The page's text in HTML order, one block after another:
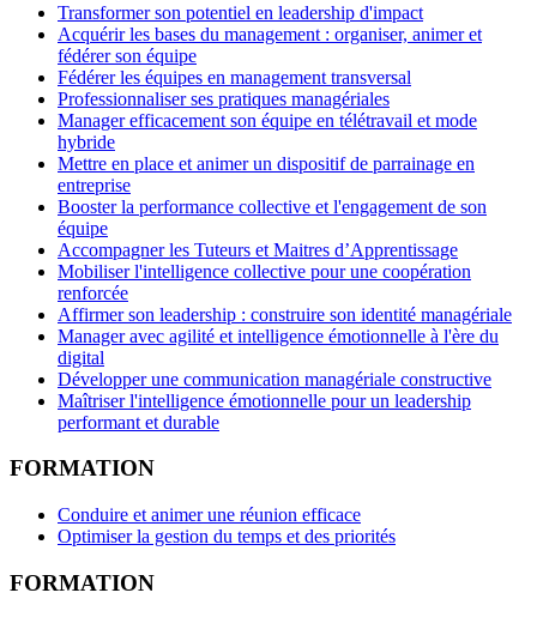
Transformer son potentiel en leadership d'impact
Acquérir les bases du management : organiser, animer et
fédérer son équipe
Fédérer les équipes en management transversal
Professionnaliser ses pratiques managériales
Manager efficacement son équipe en télétravail et mode
hybride
Mettre en place et animer un dispositif de parrainage en
entreprise
Booster la performance collective et l'engagement de son
équipe
Accompagner les Tuteurs et Maitres d’Apprentissage
Mobiliser l'intelligence collective pour une coopération
renforcée
Affirmer son leadership : construire son identité managériale
Manager avec agilité et intelligence émotionnelle à l'ère du
digital
Développer une communication managériale constructive
Maîtriser l'intelligence émotionnelle pour un leadership
performant et durable
FORMATION
Conduire et animer une réunion efficace
Optimiser la gestion du temps et des priorités
FORMATION